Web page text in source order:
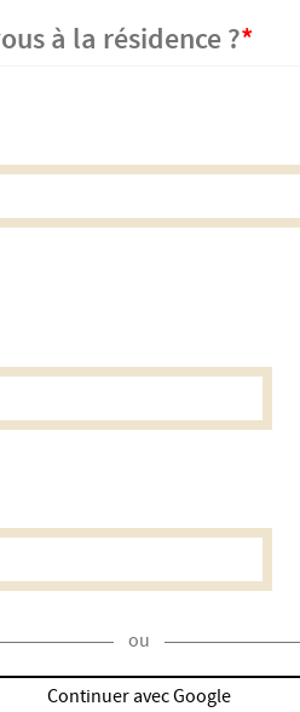
à la résidence ?
ou
Continuer avec Google